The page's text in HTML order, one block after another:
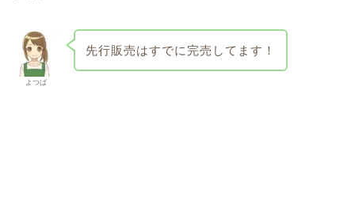
よつば
先行販売はすでに完売してます！